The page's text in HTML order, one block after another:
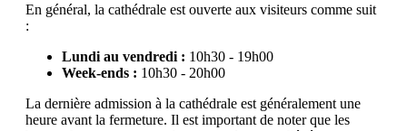
En général, la cathédrale est ouverte aux visiteurs comme suit
:
Lundi au vendredi : 10h30 - 19h00
Week-ends : 10h30 - 20h00
La dernière admission à la cathédrale est généralement une
heure avant la fermeture. Il est important de noter que les